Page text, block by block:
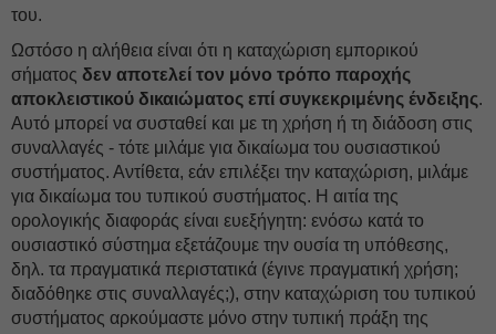
του.
Ωστόσο η αλήθεια είναι ότι η καταχώριση εμπορικού
σήματος δεν αποτελεί τον μόνο τρόπο παροχής
αποκλειστικού δικαιώματος επί συγκεκριμένης ένδειξης.
Αυτό μπορεί να συσταθεί και με τη χρήση ή τη διάδοση στις
συναλλαγές - τότε μιλάμε για δικαίωμα του ουσιαστικού
συστήματος. Αντίθετα, εάν επιλέξει την καταχώριση, μιλάμε
για δικαίωμα του τυπικού συστήματος. Η αιτία της
ορολογικής διαφοράς είναι ευεξήγητη: ενόσω κατά το
ουσιαστικό σύστημα εξετάζουμε την ουσία τη υπόθεσης,
δηλ. τα πραγματικά περιστατικά (έγινε πραγματική χρήση;
διαδόθηκε στις συναλλαγές;), στην καταχώριση του τυπικού
συστήματος αρκούμαστε μόνο στην τυπική πράξη της